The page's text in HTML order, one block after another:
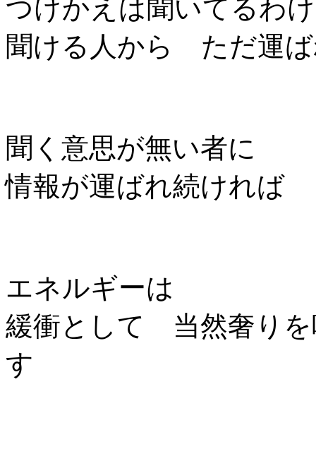
つけかえは聞いてるわ
聞ける人から ただ運
聞く意思が無い者に
情報が運ばれ続ければ
エネルギーは
緩衝として 当然奢り
す